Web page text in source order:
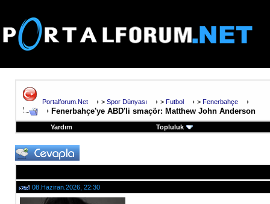
Portalforum.Net > Spor Dünyası > Futbol > Fenerbahçe
Fenerbahçe'ye ABD'li smaçör: Matthew John Anderson
Yardım Topluluk
08.Haziran.2026, 22:30